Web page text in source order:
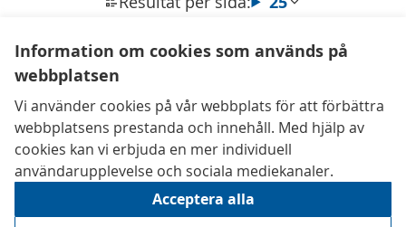
Information om cookies som används på
webbplatsen
Vi använder cookies på vår webbplats för att förbättra
webbplatsens prestanda och innehåll. Med hjälp av
cookies kan vi erbjuda en mer individuell
användarupplevelse och sociala mediekanaler.
Acceptera alla
Kontaktuppgifter
Tillgänglighetsredogörelse
Användarvillkor
Inställningar för cookies